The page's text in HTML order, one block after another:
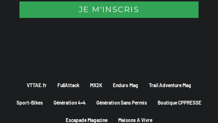
VTTAE.fr FullAttack MX2K Enduro Mag Trail Adventure Mag
Sport-Bikes Génération 4×4 Génération Sans Permis Boutique CPPRESSE
Escapade Magazine Maisons A Vivre